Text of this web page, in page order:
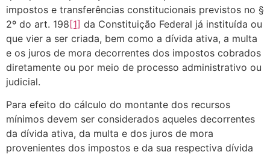
impostos e transferências constitucionais previstos no §
2º do art. 198[1] da Constituição Federal já instituída ou
que vier a ser criada, bem como a dívida ativa, a multa
e os juros de mora decorrentes dos impostos cobrados
diretamente ou por meio de processo administrativo ou
judicial.
Para efeito do cálculo do montante dos recursos
mínimos devem ser considerados aqueles decorrentes
da dívida ativa, da multa e dos juros de mora
provenientes dos impostos e da sua respectiva dívida